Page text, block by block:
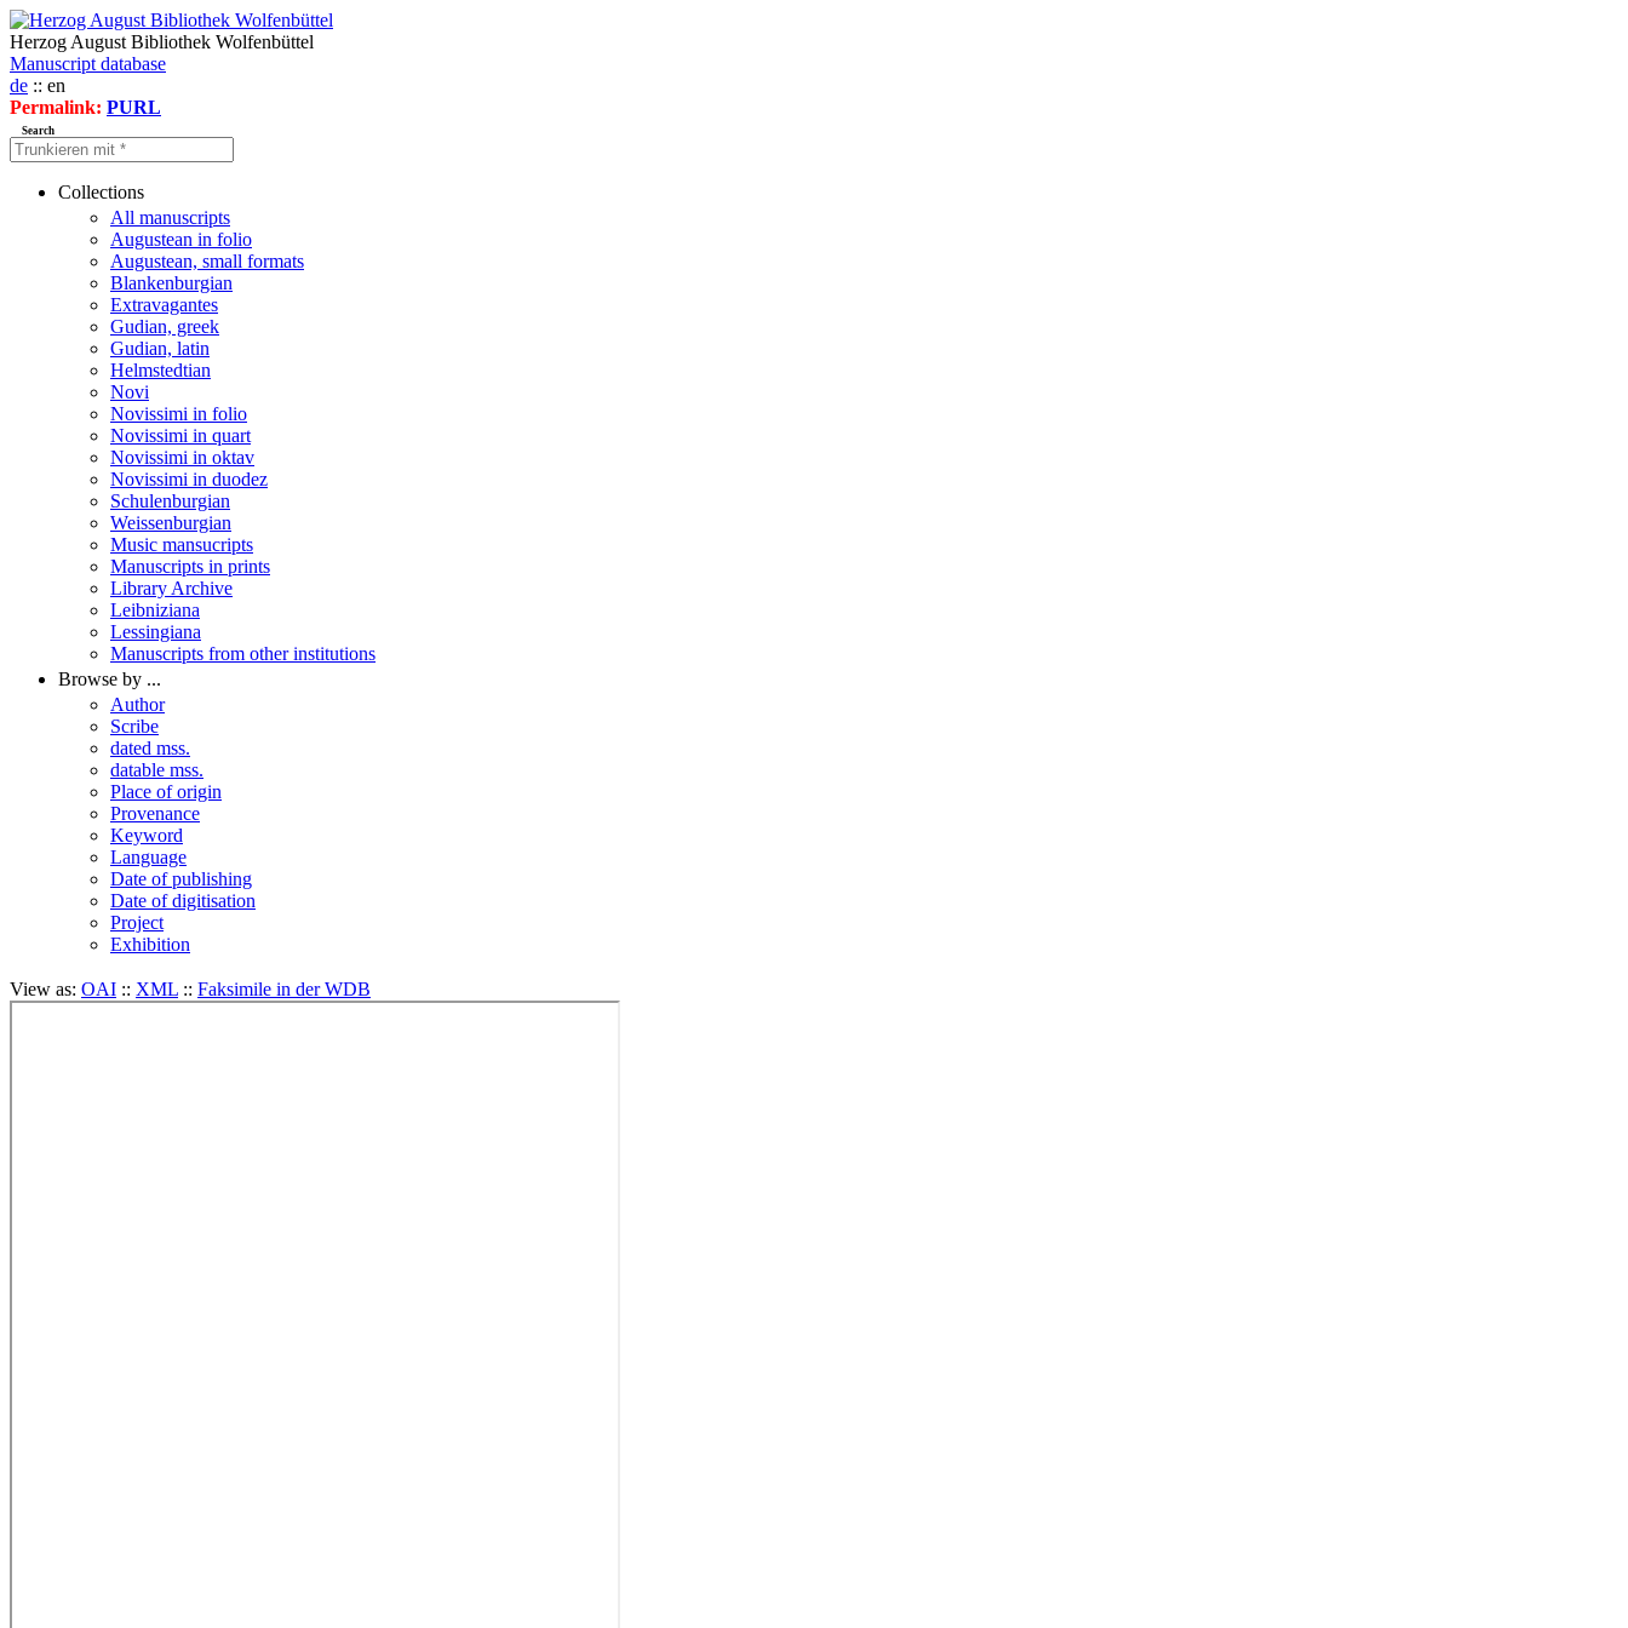
Herzog August Bibliothek Wolfenbüttel
Manuscript database
de :: en
Permalink: PURL
Search
Collections
All manuscripts
Augustean in folio
Augustean, small formats
Blankenburgian
Extravagantes
Gudian, greek
Gudian, latin
Helmstedtian
Novi
Novissimi in folio
Novissimi in quart
Novissimi in oktav
Novissimi in duodez
Schulenburgian
Weissenburgian
Music mansucripts
Manuscripts in prints
Library Archive
Leibniziana
Lessingiana
Manuscripts from other institutions
Browse by ...
Author
Scribe
dated mss.
datable mss.
Place of origin
Provenance
Keyword
Language
Date of publishing
Date of digitisation
Project
Exhibition
View as: OAI :: XML :: Faksimile in der WDB